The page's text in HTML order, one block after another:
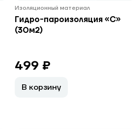
Изоляционный материал
Гидро-пароизоляция «С»
(30м2)
499 ₽
В корзину